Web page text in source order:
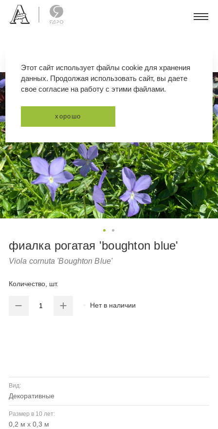
фиалка рогатая 'boughton blue'
Viola cornuta 'Boughton Blue'
Количество, шт.
Нет в наличии
Вид:
декоративные
Размер в 10 лет:
0,2 м х 0,3 м
Этот сайт использует файлы cookie для хранения
данных. Продолжая использовать сайт, вы даете
свое согласие на работу с этими файлами.
хорошо